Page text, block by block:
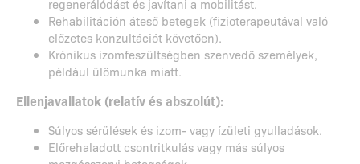
Rehabilitáción áteső betegek (fizioterapeutával való
előzetes konzultációt követően).
Krónikus izomfeszültségben szenvedő személyek,
például ülőmunka miatt.
Ellenjavallatok (relatív és abszolút):
Súlyos sérülések és izom- vagy ízületi gyulladások.
Előrehaladott csontritkulás vagy más súlyos